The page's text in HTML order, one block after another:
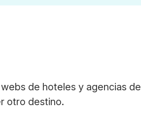
de hoteles y agencias de
otro destino.